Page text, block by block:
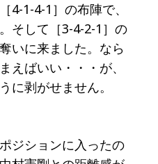
4-1-4-1］の布陣で、
そして［3-4-2-1］の
いに来ました。なら
えばいい・・・が、
に剥がせません。
ジションに入ったの